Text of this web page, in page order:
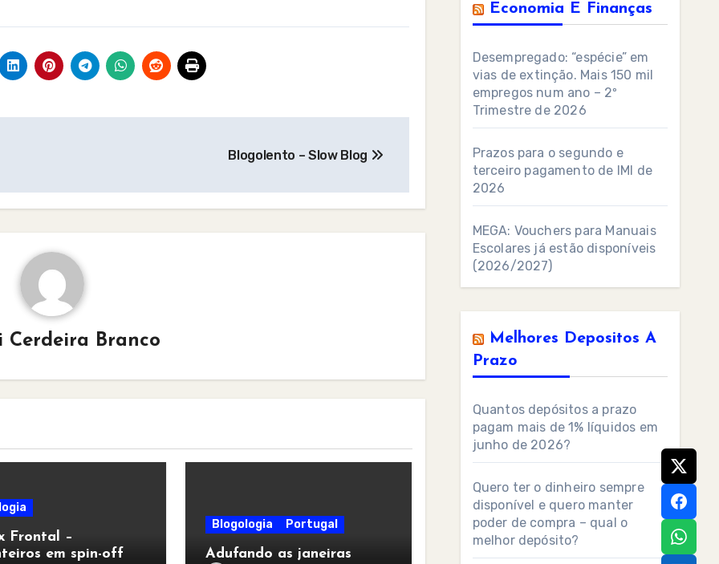
Blogolento – Slow Blog
Cerdeira Branco
Frontal –
em spin-off
Blogologia Portugal
Adufando as janeiras
Economia E Finanças
Desempregado: “espécie” em
vias de extinção. Mais 150 mil
empregos num ano – 2º
Trimestre de 2026
Prazos para o segundo e
terceiro pagamento de IMI de
2026
MEGA: Vouchers para Manuais
Escolares já estão disponíveis
(2026/2027)
Melhores Depositos A
Prazo
Quantos depósitos a prazo
pagam mais de 1% líquidos em
junho de 2026?
Quero ter o dinheiro sempre
disponível e quero manter
poder de compra – qual o
melhor depósito?